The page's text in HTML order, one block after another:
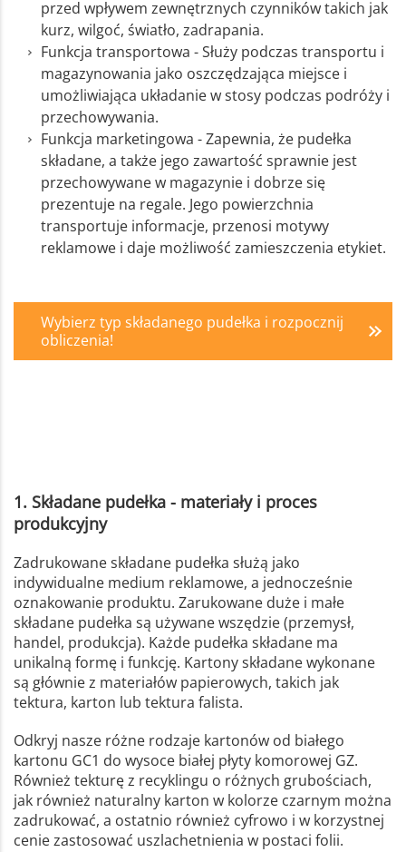
przed wpływem zewnętrznych czynników takich jak
kurz, wilgoć, światło, zadrapania.
Funkcja transportowa - Służy podczas transportu i
magazynowania jako oszczędzająca miejsce i
umożliwiająca układanie w stosy podczas podróży i
przechowywania.
Funkcja marketingowa - Zapewnia, że pudełka
składane, a także jego zawartość sprawnie jest
przechowywane w magazynie i dobrze się
prezentuje na regale. Jego powierzchnia
transportuje informacje, przenosi motywy
reklamowe i daje możliwość zamieszczenia etykiet.
Wybierz typ składanego pudełka i rozpocznij
obliczenia!
1. Składane pudełka - materiały i proces
produkcyjny
Zadrukowane składane pudełka służą jako
indywidualne medium reklamowe, a jednocześnie
oznakowanie produktu. Zarukowane duże i małe
składane pudełka są używane wszędzie (przemysł,
handel, produkcja). Każde pudełka składane ma
unikalną formę i funkcję. Kartony składane wykonane
są głównie z materiałów papierowych, takich jak
tektura, karton lub tektura falista.
Odkryj nasze różne rodzaje kartonów od białego
kartonu GC1 do wysoce białej płyty komorowej GZ.
Również tekturę z recyklingu o różnych grubościach,
jak również naturalny karton w kolorze czarnym można
zadrukować, a ostatnio również cyfrowo i w korzystnej
cenie zastosować uszlachetnienia w postaci folii.